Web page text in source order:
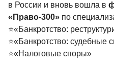
в России и вновь вошла в
«Право-300» по
⭐️«Банкротство:
⭐️«Банкротство: судебные
⭐️«Налоговые споры»